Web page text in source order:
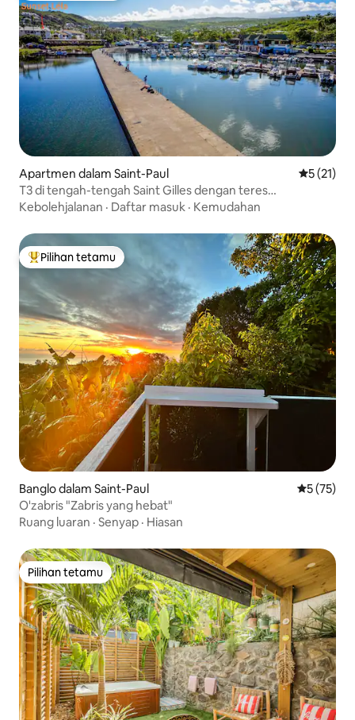
Apartmen dalam Saint-Paul
5 (21)
T3 di tengah-tengah Saint Gilles dengan teres
menghadap ke laut
Kebolehjalanan · Daftar masuk · Kemudahan
Pilihan utama tetamu
Pilihan tetamu
Banglo dalam Saint-Paul
5 (75)
O'zabris "Zabris yang hebat"
Ruang luaran · Senyap · Hiasan
Pilihan tetamu
Pilihan tetamu